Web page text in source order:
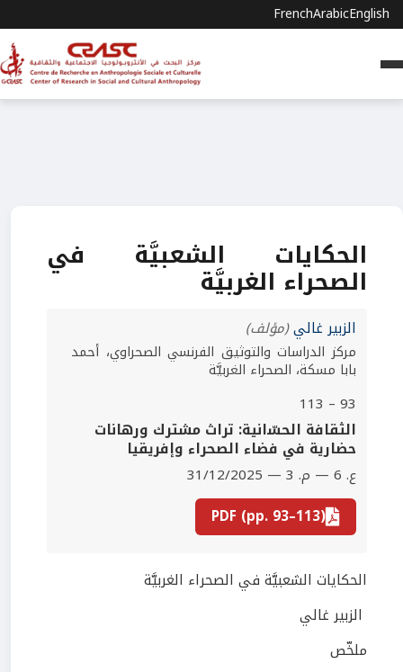
FrenchArabicEnglish
الحكايات الشعبيَّة في
الصحراء الغربيَّة
الزبير غالي(مؤلف)
مركز الدراسات والتوثيق الفرنسي الصحراوي، أحمد
بابا مسكة، الصحراء الغربيَّة
93 – 113
اﻟﺜﻘﺎﻓﺔ اﻟﺤﺴّاﻧﻴﺔ: ﺗﺮاث ﻣﺸﺘﺮك ورﻫﺎﻧﺎت
ﺣﻀﺎرﻳﺔ ﻓﻲ ﻓﻀﺎء اﻟﺼﺤﺮاء وإﻓﺮﻳﻘﻴﺎ
ع. 6 — م. 3 — 31/12/2025
PDF (pp. 93–113)
الحكايات الشعبيَّة في الصحراء الغربيَّة
الزبير غالي
ملخّص